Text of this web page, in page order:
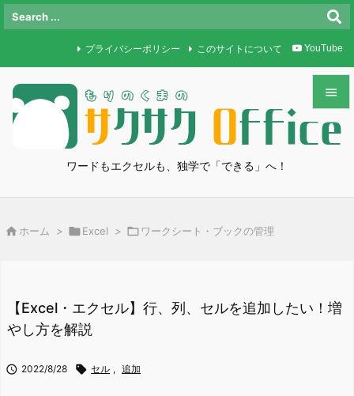
ワードもエクセルも、独学で「できる」へ！


メニュ
検索
プライバシーポリシー このサイトについて YouTube
 ホーム > Excel >  ワークシート・ブックの管理
【Excel・エクセル】行、列、セルを追加したい！増
やし方を解説
 2022/8/28  セル , 追加